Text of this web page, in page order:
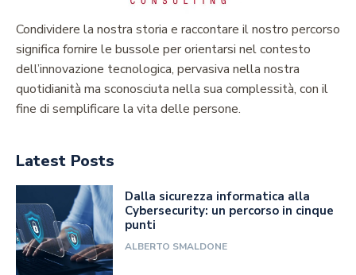
Condividere la nostra storia e raccontare il nostro percorso
significa fornire le bussole per orientarsi nel contesto
dell’innovazione tecnologica, pervasiva nella nostra
quotidianità ma sconosciuta nella sua complessità, con il
fine di semplificare la vita delle persone.
Latest Posts
Dalla sicurezza informatica alla
Cybersecurity: un percorso in cinque
punti
ALBERTO SMALDONE